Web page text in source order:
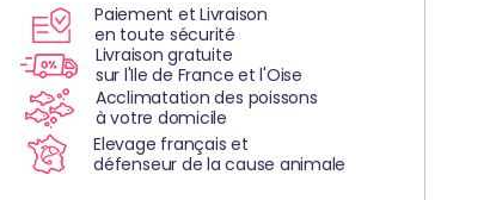
Paiement et Livraison
en toute sécurité
Livraison gratuite
sur l'Ile de France et l'Oise
Acclimatation des poissons
à votre domicile
Elevage français et
défenseur de la cause animale